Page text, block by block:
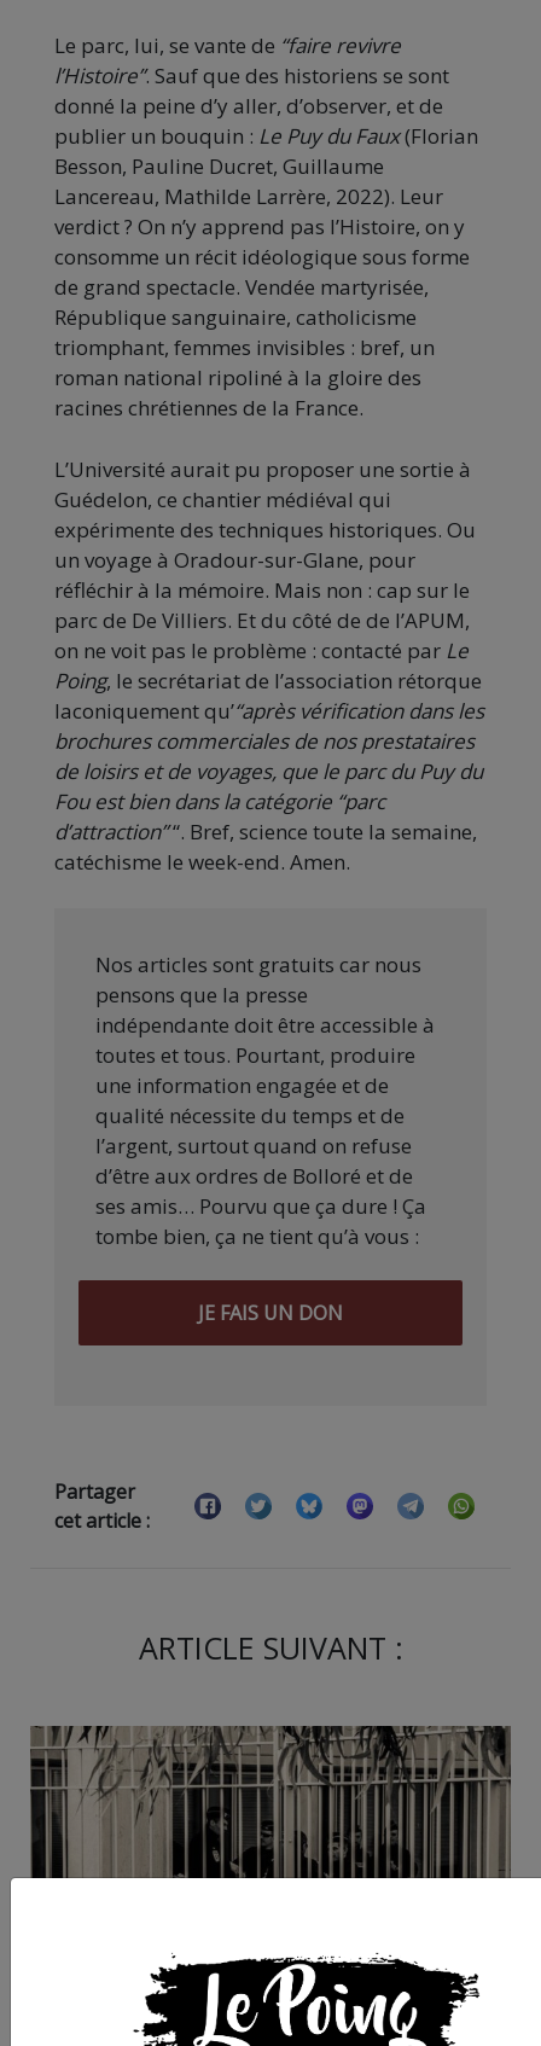
Le parc, lui, se vante de “faire revivre
l’Histoire”. Sauf que des historiens se sont
donné la peine d’y aller, d’observer, et de
publier un bouquin : Le Puy du Faux(Florian
Besson, Pauline Ducret, Guillaume
Lancereau, Mathilde Larrère, 2022). Leur
verdict ? On n’y apprend pas l’Histoire, on y
consomme un récit idéologique sous forme
de grand spectacle. Vendée martyrisée,
République sanguinaire, catholicisme
triomphant, femmes invisibles : bref, un
roman national ripoliné à la gloire des
racines chrétiennes de la France.
L’Université aurait pu proposer une sortie à
Guédelon, ce chantier médiéval qui
expérimente des techniques historiques. Ou
un voyage à Oradour-sur-Glane, pour
réfléchir à la mémoire. Mais non : cap sur le
parc de De Villiers. Et du côté de de l’APUM,
on ne voit pas le problème : contacté par Le
Poing, le secrétariat de l’association rétorque
laconiquement qu’“après vérification dans les
brochures commerciales de nos prestataires
de loisirs et de voyages, que le parc du Puy du
Fou est bien dans la catégorie “parc
d’attraction”“. Bref, science toute la semaine,
catéchisme le week-end. Amen.
Nos articles sont gratuits car nous
pensons que la presse
indépendante doit être accessible à
toutes et tous. Pourtant, produire
une information engagée et de
qualité nécessite du temps et de
l’argent, surtout quand on refuse
d’être aux ordres de Bolloré et de
ses amis… Pourvu que ça dure ! Ça
tombe bien, ça ne tient qu’à vous :
JE FAIS UN DON
Partager
cet article :
ARTICLE SUIVANT :
Montpellier : deux
participants à la
manifestation du 18